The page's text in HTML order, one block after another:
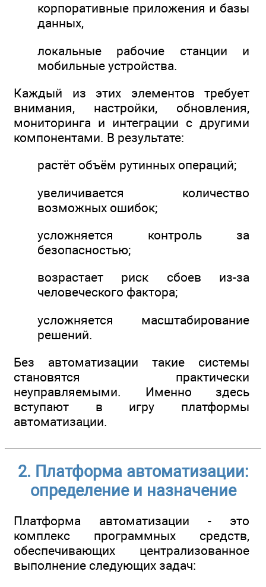
корпоративные приложения и базы
данных,
локальные рабочие станции и
мобильные устройства.
Каждый из этих элементов требует
внимания, настройки, обновления,
мониторинга и интеграции с другими
компонентами. В результате:
растёт объём рутинных операций;
увеличивается количество
возможных ошибок;
усложняется контроль за
безопасностью;
возрастает риск сбоев из-за
человеческого фактора;
усложняется масштабирование
решений.
Без автоматизации такие системы
становятся практически
неуправляемыми. Именно здесь
вступают в игру платформы
автоматизации.
2. Платформа автоматизации:
определение и назначение
Платформа автоматизации - это
комплекс программных средств,
обеспечивающих централизованное
выполнение следующих задач: